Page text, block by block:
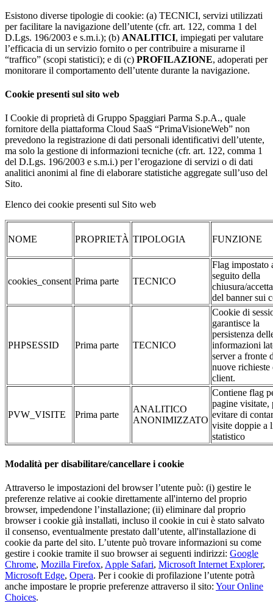
Esistono diverse tipologie di cookie: (a) TECNICI, servizi utilizzati
per facilitare la navigazione dell’utente (cfr. art. 122, comma 1 del
D.Lgs. 196/2003 e s.m.i.); (b) ANALITICI, impiegati per valutare
l’efficacia di un servizio fornito o per contribuire a misurarne il
“traffico” (scopi statistici); e di (c) PROFILAZIONE, adoperati per
monitorare il comportamento dell’utente durante la navigazione.
Cookie presenti sul sito web
I Cookie di proprietà di Gruppo Spaggiari Parma S.p.A., quale
fornitore della piattaforma Cloud SaaS “PrimaVisioneWeb” non
prevedono la registrazione di dati personali identificativi dell’utente,
ma solo la gestione di informazioni tecniche (cfr. art. 122, comma 1
del D.Lgs. 196/2003 e s.m.i.) per l’erogazione di servizi o di dati
analitici anonimi al fine di elaborare statistiche aggregate sull’uso del
Sito.
Elenco dei cookie presenti sul Sito web
NOME PROPRIETÀ TIPOLOGIA FUNZIONE
cookies_consent Prima parte TECNICO
Flag impostato
seguito della
chiusura/
del banner sui
PHPSESSID Prima parte TECNICO
Cookie di
garantisce la
persistenza
informazioni
server a fronte
nuove richieste
client.
PVW_VISITE Prima parte
ANALITICO
ANONIMIZZATO
Contiene flag
pagine visitate,
evitare di
visite doppie a
statistico
Modalità per disabilitare/cancellare i cookie
Attraverso le impostazioni del browser l’utente può: (i) gestire le
preferenze relative ai cookie direttamente all'interno del proprio
browser, impedendone l’installazione; (ii) eliminare dal proprio
browser i cookie già installati, incluso il cookie in cui è stato salvato
il consenso, eventualmente prestato dall’utente, all'installazione di
cookie da parte del sito. L’utente può trovare informazioni su come
gestire i cookie tramite il suo browser ai seguenti indirizzi: Google
Chrome, Mozilla Firefox, Apple Safari, Microsoft Internet Explorer,
Microsoft Edge, Opera. Per i cookie di profilazione l’utente potrà
anche impostare le proprie preferenze attraverso il sito: Your Online
Choices.